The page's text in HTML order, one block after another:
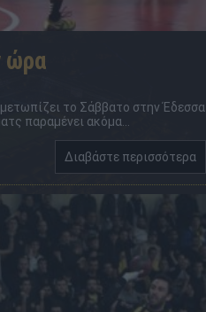
ώρα
το Σάββατο στην Έδεσσα
παραμένει ακόμα...
Διαβάστε περισσότερα